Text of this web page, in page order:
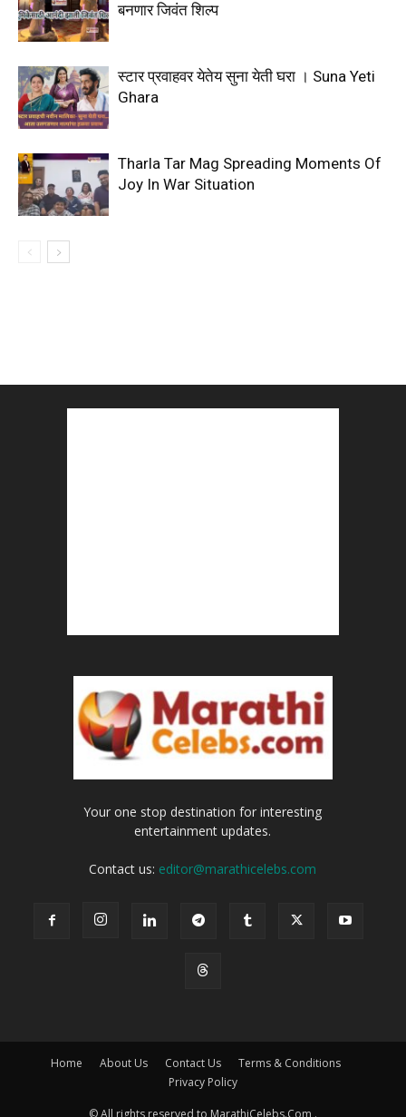
बनणार जिवंत शिल्प
स्टार प्रवाहवर येतेय सुना येती घरा । Suna Yeti
Ghara
Tharla Tar Mag Spreading Moments Of
Joy In War Situation
Your one stop destination for interesting
entertainment updates.
Contact us: editor@marathicelebs.com
Home About Us Contact Us
Terms & Conditions
Privacy Policy